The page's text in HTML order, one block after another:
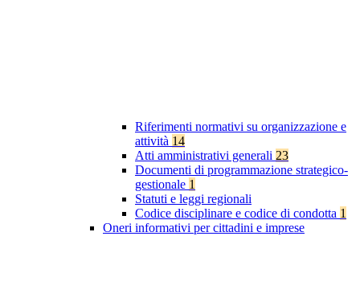
Riferimenti normativi su organizzazione e
attività 14
Atti amministrativi generali 23
Documenti di programmazione strategico-
gestionale 1
Statuti e leggi regionali
Codice disciplinare e codice di condotta 1
Oneri informativi per cittadini e imprese